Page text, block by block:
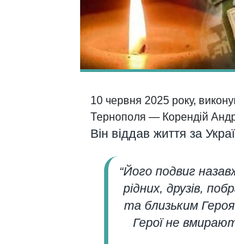
10 червня 2025 року,
Тернополя — Корендій
Він віддав життя за
“Його подвиг
рідних, друзів,
та близьким
Герої не